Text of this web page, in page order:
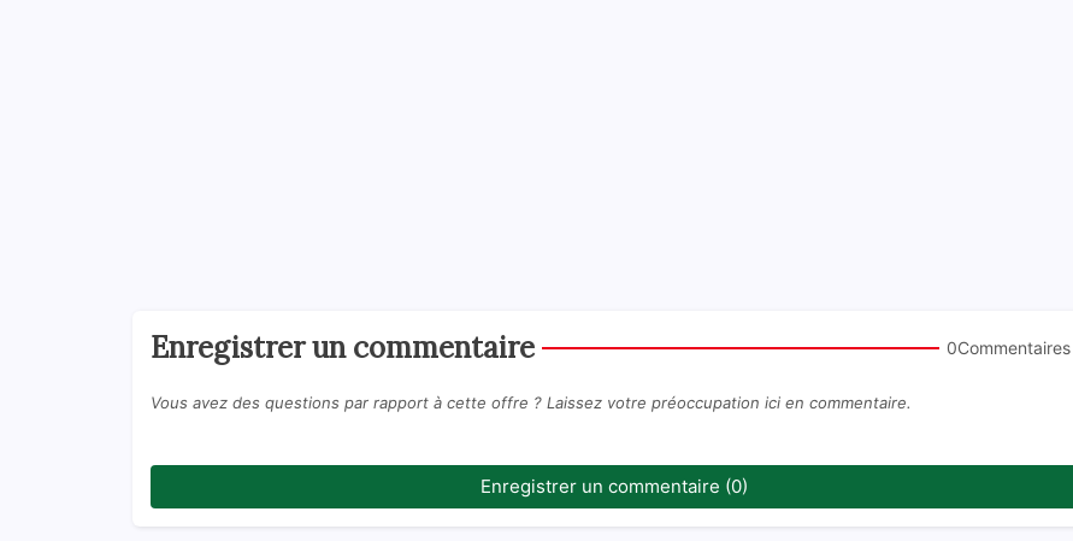
Enregistrer un commentaire 0Commentaires
Vous avez des questions par rapport à cette offre ? Laissez votre préoccupation ici en commentaire.
Enregistrer un commentaire (0)